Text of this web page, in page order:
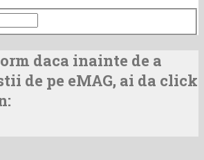
daca inainte de a
de pe eMAG, ai da click